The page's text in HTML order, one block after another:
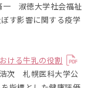
一 淑徳大学社会福祉
す影響に関する疫学
ける牛乳の役割
次 札幌医科大学公